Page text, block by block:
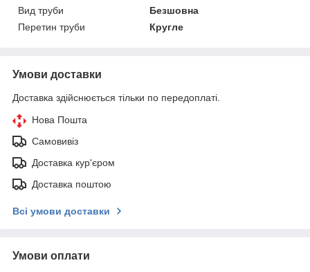
Вид труби
Безшовна
Перетин труби
Кругле
Умови доставки
Доставка здійснюється тільки по передоплаті.
Нова Пошта
Самовивіз
Доставка кур'єром
Доставка поштою
Всі умови доставки
Умови оплати